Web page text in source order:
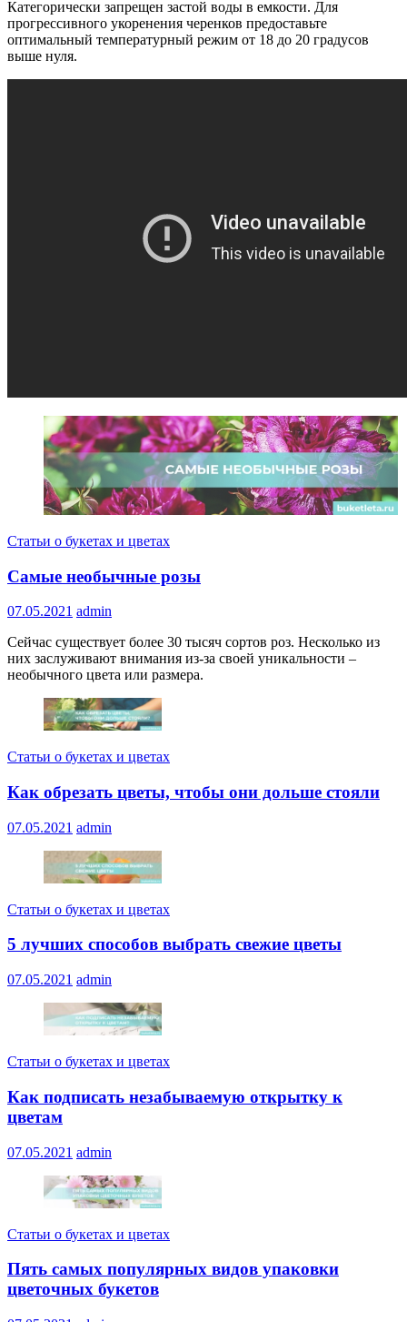
Категорически запрещен застой воды в емкости. Для
прогрессивного укоренения черенков предоставьте
оптимальный температурный режим от 18 до 20 градусов
выше нуля.
Статьи о букетах и цветах
Самые необычные розы
07.05.2021 admin
Сейчас существует более 30 тысяч сортов роз. Несколько из
них заслуживают внимания из-за своей уникальности –
необычного цвета или размера.
Статьи о букетах и цветах
Как обрезать цветы, чтобы они дольше стояли
07.05.2021 admin
Статьи о букетах и цветах
5 лучших способов выбрать свежие цветы
07.05.2021 admin
Статьи о букетах и цветах
Как подписать незабываемую открытку к
цветам
07.05.2021 admin
Статьи о букетах и цветах
Пять самых популярных видов упаковки
цветочных букетов